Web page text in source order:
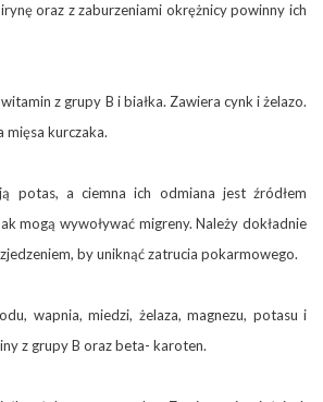
oraz z zaburzeniami okrężnicy powinny ich
z grupy B i białka. Zawiera cynk i żelazo.
kurczaka.
potas, a ciemna ich odmiana jest źródłem
mogą wywoływać migreny. Należy dokładnie
by uniknąć zatrucia pokarmowego.
wapnia, miedzi, żelaza, magnezu, potasu i
z grupy B oraz beta- karoten.